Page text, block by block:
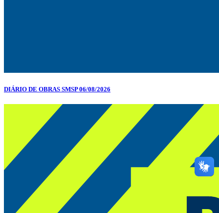
DIÁRIO DE OBRAS SMSP 06/08/2026